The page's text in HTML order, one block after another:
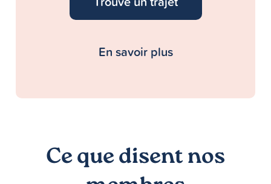
En savoir plus
Ce que disent nos